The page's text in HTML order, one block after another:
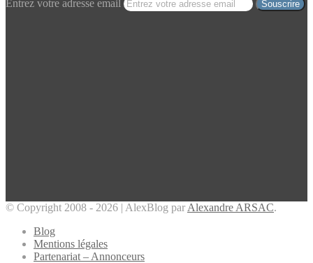
Entrez votre adresse email
© Copyright 2008 - 2026 | AlexBlog par Alexandre ARSAC.
Blog
Mentions légales
Partenariat – Annonceurs